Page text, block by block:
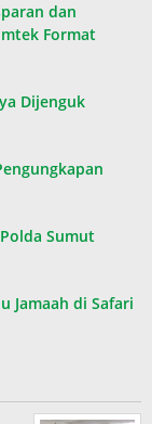
dan
Format
Dijenguk
Sumut
Jamaah di Safari